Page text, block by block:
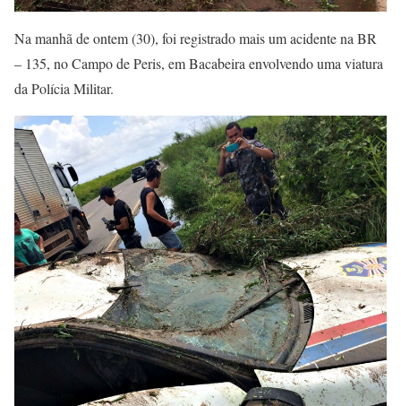
Na manhã de ontem (30), foi registrado mais um acidente na BR
– 135, no Campo de Peris, em Bacabeira envolvendo uma viatura
da Polícia Militar.